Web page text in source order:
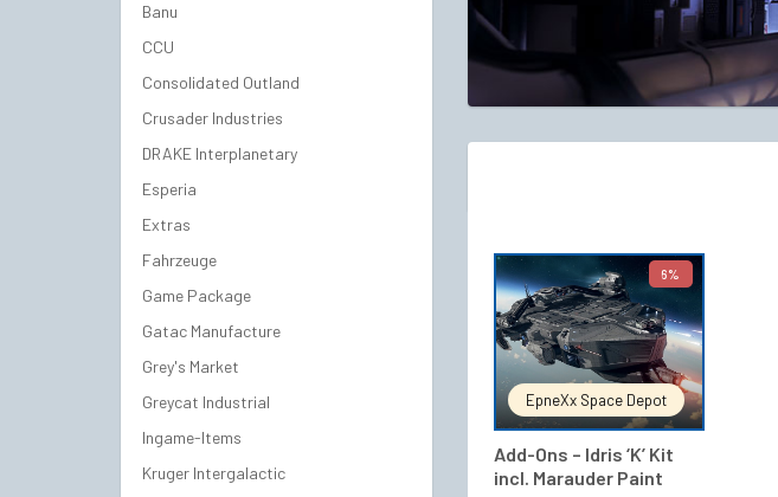
6%
EpneXx Space Depot
Add-Ons – Idris ‘K’ Kit
incl. Marauder Paint
IN DEN WARENKORB
Banu
CCU
Consolidated Outland
Crusader Industries
DRAKE Interplanetary
Esperia
Extras
Fahrzeuge
Game Package
Gatac Manufacture
Grey's Market
Greycat Industrial
Ingame-Items
Kruger Intergalactic